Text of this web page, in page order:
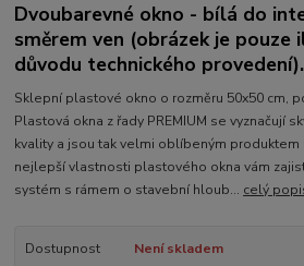
Dvoubarevné okno - bílá do
směrem ven (obrázek je pouze
důvodu technického provedení).
Sklepní plastové okno o rozměru 50x50 cm,
Plastová okna z řady PREMIUM se vyznačují
kvality a jsou tak velmi oblíbeným produktem
nejlepší vlastnosti plastového okna vám
systém s rámem o stavební hloub... celý
Dostupnost
Není skladem